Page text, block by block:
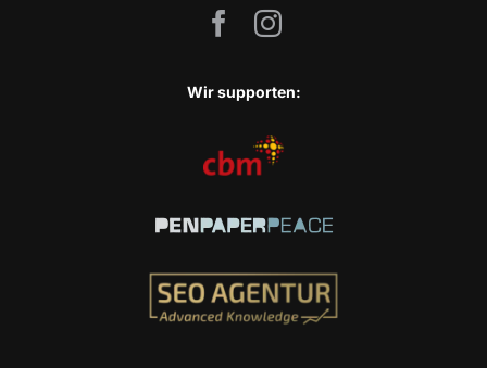
Wir sup­port­en: